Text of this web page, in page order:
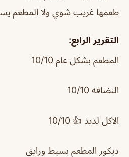
طعمها غريب شوي ولا المطعم
التقرير الرابع:
المطعم بشكل عام 10/10
النضافه 10/10
الاكل لذيذ 👍 10/10
ديكور المطعم بسيط ورايق